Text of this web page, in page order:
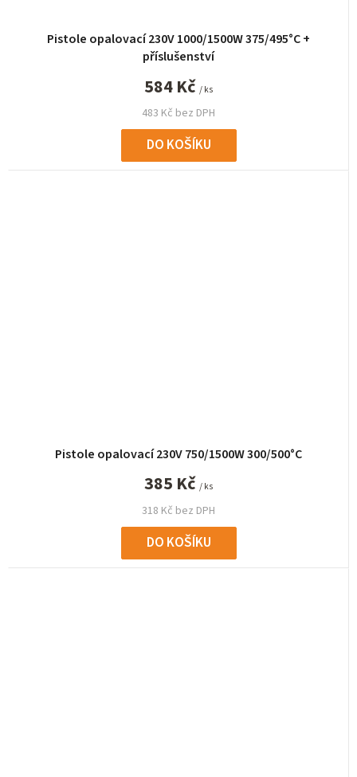
Pistole opalovací 230V 1000/1500W 375/495°C +
příslušenství
483 Kč bez DPH
584 Kč / ks
DO KOŠÍKU
Pistole opalovací 230V 750/1500W 300/500°C
318 Kč bez DPH
385 Kč / ks
DO KOŠÍKU